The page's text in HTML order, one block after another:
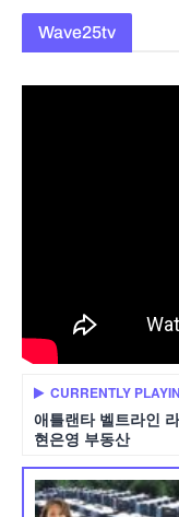
Wave25tv
CURRENTLY
애틀랜타 벨트라인
현은영 부동산